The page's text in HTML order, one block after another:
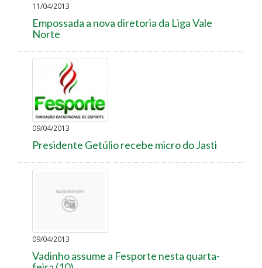
11/04/2013
Empossada a nova diretoria da Liga Vale
Norte
09/04/2013
Presidente Getúlio recebe micro do Jasti
09/04/2013
Vadinho assume a Fesporte nesta quarta-